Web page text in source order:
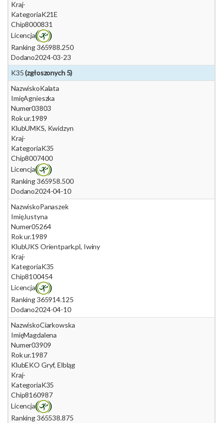
Kraj-
KategoriaK21E
Chip8000831
Licencja
Ranking 365988.250
Dodano2024-03-23
K35(zgłoszonych 5)
NazwiskoKalata
ImięAgnieszka
Numer03803
Rok ur.1989
KlubUMKS, Kwidzyn
Kraj-
KategoriaK35
Chip8007400
Licencja
Ranking 365958.500
Dodano2024-04-10
NazwiskoPanaszek
ImięJustyna
Numer05264
Rok ur.1989
KlubUKS Orientpark.pl, Iwiny
Kraj-
KategoriaK35
Chip8100454
Licencja
Ranking 365914.125
Dodano2024-04-10
NazwiskoCiarkowska
ImięMagdalena
Numer03909
Rok ur.1987
KlubEKO Gryf, Elbląg
Kraj-
KategoriaK35
Chip8160987
Licencja
Ranking 365538.875